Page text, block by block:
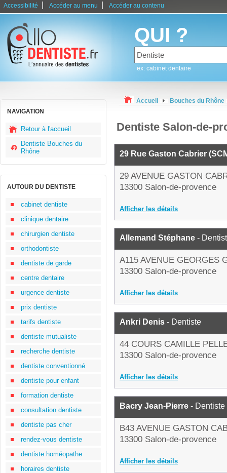
Accessibilité Accéder au menu Accéder au contenu
QUI ?
ex: cabinet dentaire
NAVIGATION
Retour à l'accueil
Dentiste Bouches du
Rhône
AUTOUR DU DENTISTE
cabinet dentiste
clinique dentaire
chirurgien dentiste
orthodontiste
dentiste de garde
centre dentaire
urgence dentiste
prix dentiste
tarifs dentiste
dentiste mutualiste
recherche dentiste
dentiste conventionné
dentiste pour enfant
formation dentiste
consultation dentiste
dentiste pas cher
rendez-vous dentiste
dentiste homéopathe
horaires dentiste
Accueil Bouches du Rhône
Dentiste Salon-de-
29 Rue Gaston Cabrier
29 AVENUE GASTON
13300 Salon-de-provence
Afficher les détails
Allemand Stéphane -
A115 AVENUE GEORGES
13300 Salon-de-provence
Afficher les détails
Ankri Denis - Dentiste
44 COURS CAMILLE
13300 Salon-de-provence
Afficher les détails
Bacry Jean-Pierre - Dentiste
B43 AVENUE GASTON
13300 Salon-de-provence
Afficher les détails